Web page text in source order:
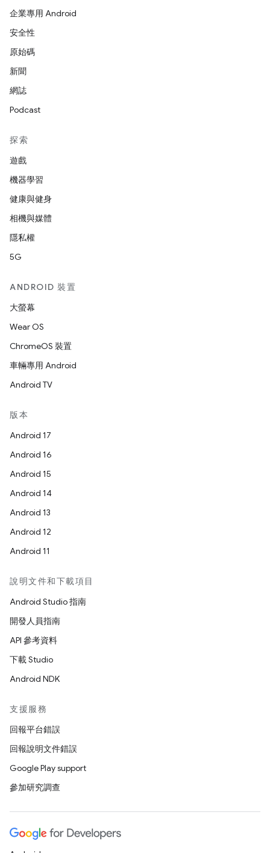
企業專用 Android
安全性
原始碼
新聞
網誌
Podcast
探索
遊戲
機器學習
健康與健身
相機與媒體
隱私權
5G
ANDROID 裝置
大螢幕
Wear OS
ChromeOS 裝置
車輛專用 Android
Android TV
版本
Android 17
Android 16
Android 15
Android 14
Android 13
Android 12
Android 11
說明文件和下載項目
Android Studio 指南
開發人員指南
API 參考資料
下載 Studio
Android NDK
支援服務
回報平台錯誤
回報說明文件錯誤
Google Play support
參加研究調查